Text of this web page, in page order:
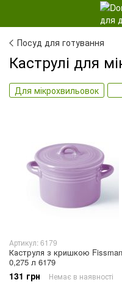
Посуд для готування
Каструлі для
Для мікрохвильовок
Артикул: 6179
Каструля з кришкою Fissman
0,275 л 6179
131 грн Немає в наявності